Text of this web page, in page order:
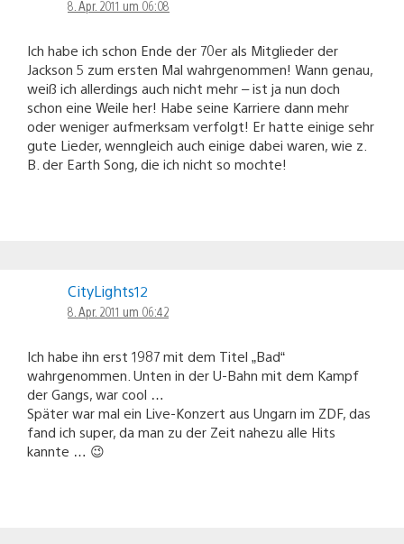
8. Apr. 2011 um 06:08
Ich habe ich schon Ende der 70er als Mitglieder der
Jackson 5 zum ersten Mal wahrgenommen! Wann genau,
weiß ich allerdings auch nicht mehr – ist ja nun doch
schon eine Weile her! Habe seine Karriere dann mehr
oder weniger aufmerksam verfolgt! Er hatte einige sehr
gute Lieder, wenngleich auch einige dabei waren, wie z.
B. der Earth Song, die ich nicht so mochte!
CityLights12
8. Apr. 2011 um 06:42
Ich habe ihn erst 1987 mit dem Titel „Bad“
wahrgenommen. Unten in der U-Bahn mit dem Kampf
der Gangs, war cool …
Später war mal ein Live-Konzert aus Ungarn im ZDF, das
fand ich super, da man zu der Zeit nahezu alle Hits
kannte … 😉